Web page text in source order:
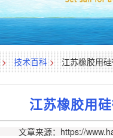
> 技术百科 > 江苏橡胶用
江苏橡胶用
文章来源：https://